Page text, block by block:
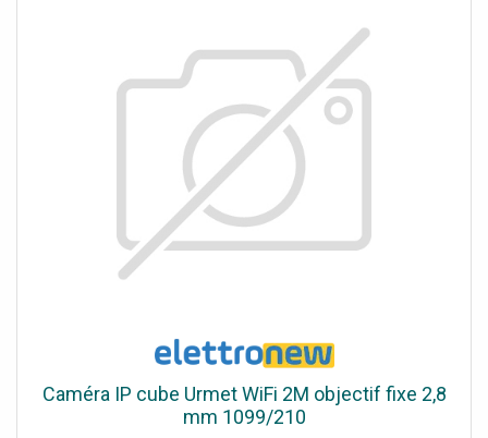
Caméra IP cube Urmet WiFi 2M objectif fixe 2,8
mm 1099/210